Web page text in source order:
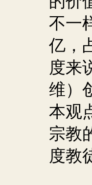
不一
亿，
度来
维）
本观
宗教
度教